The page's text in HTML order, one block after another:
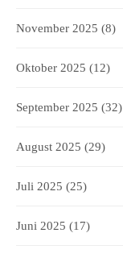
November 2025 (8)
Oktober 2025 (12)
September 2025 (32)
August 2025 (29)
Juli 2025 (25)
Juni 2025 (17)